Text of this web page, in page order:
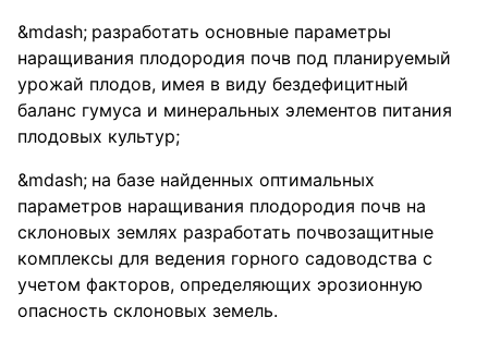
разработать основные параметры
наращивания плодородия почв под планируемый
урожай плодов, имея в виду бездефицитный
баланс гумуса и минеральных элементов питания
плодовых культур;
на базе найденных оптимальных
параметров наращивания плодородия почв на
склоновых землях разработать почвозащитные
комплексы для ведения горного садоводства с
учетом факторов, определяющих эрозионную
опасность склоновых земель.